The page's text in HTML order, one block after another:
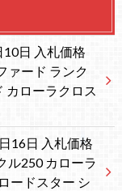
日 入札価格
ァード ランク
カローラクロス
16日 入札価格
ル250 カローラ
ードスター シ